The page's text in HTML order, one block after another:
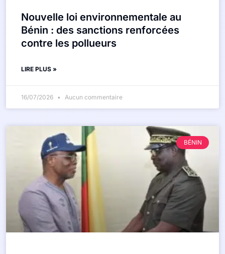
Nouvelle loi environnementale au
Bénin : des sanctions renforcées
contre les pollueurs
LIRE PLUS »
16/07/2026 Aucun commentaire
BÉNIN